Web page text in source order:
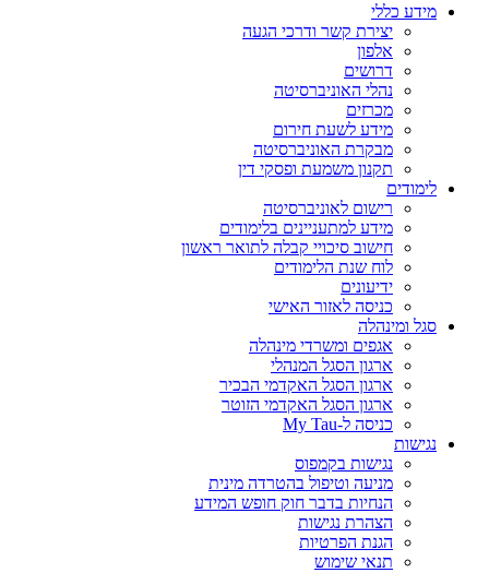
מידע כללי
יצירת קשר ודרכי הגעה
אלפון
דרושים
נהלי האוניברסיטה
מכרזים
מידע לשעת חירום
מבקרת האוניברסיטה
תקנון משמעת ופסקי דין
לימודים
רישום לאוניברסיטה
מידע למתעניינים בלימודים
חישוב סיכויי קבלה לתואר ראשון
לוח שנת הלימודים
ידיעונים
כניסה לאזור האישי
סגל ומינהלה
אגפים ומשרדי מינהלה
ארגון הסגל המנהלי
ארגון הסגל האקדמי הבכיר
ארגון הסגל האקדמי הזוטר
כניסה ל-My Tau
נגישות
נגישות בקמפוס
מניעה וטיפול בהטרדה מינית
הנחיות בדבר חוק חופש המידע
הצהרת נגישות
הגנת הפרטיות
תנאי שימוש